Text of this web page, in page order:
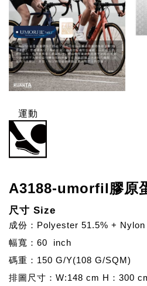
運動
A3188-umorfil膠原
尺寸 Size
成份：Polyester 51.5% + Nylon
幅寬：60 inch
碼重：150 G/Y(108 G/SQM)
排圖尺寸：W:148 cm H：300